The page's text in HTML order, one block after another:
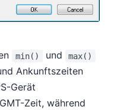
min() und max()
Ankunftszeiten
Gerät
Zeit, während